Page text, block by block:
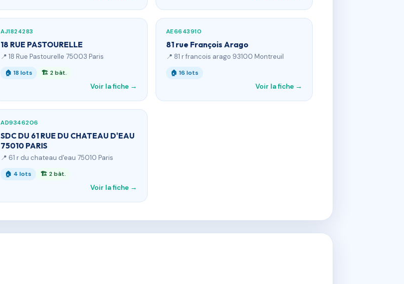
AJ1824283
18 RUE PASTOURELLE
📍 18 Rue Pastourelle 75003 Paris
🏠 18 lots 🏗 2 bât.
Voir la fiche →
AE6643910
81 rue François Arago
📍 81 r francois arago 93100 Montreuil
🏠 16 lots
Voir la fiche →
AD9346206
SDC DU 61 RUE DU CHATEAU D'EAU
75010 PARIS
📍 61 r du chateau d'eau 75010 Paris
🏠 4 lots 🏗 2 bât.
Voir la fiche →